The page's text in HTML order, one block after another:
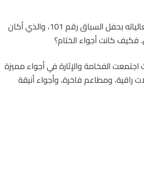
في 15 مارس 2025، اختتم موسم سباقات الرياض فعالياته بحفل السباق رقم 101، والذي أكان
فكيف كانت أجواء الختام؟
اجتمعت الفخامة والإثارة في أجواء مميزة
راقية، ومطاعم فاخرة، وأجواء أنيقة